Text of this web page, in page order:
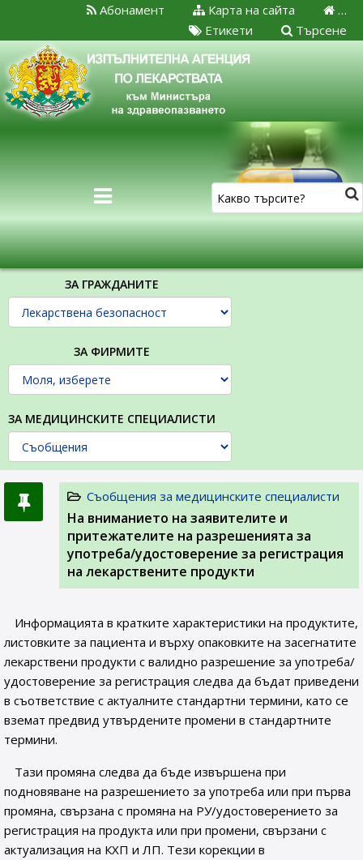
…
Карта на сайта
Абонамент
Търсене
Етикети
ЗА ГРАЖДАНИТЕ
ЗА ФИРМИТЕ
ЗА МЕДИЦИНСКИТЕ СПЕЦИАЛИСТИ
Съобщения за медицинските специалисти
На вниманието на заявителите и
притежателите на разрешенията за
употреба/удостоверение за регистрация
на лекарствените продукти
Информацията в кратките характеристики на продуктите,
листовките за пациента и върху опаковките на засегнатите
лекарствени продукти с валидно разрешение за употреба/
удостоверение за регистрация следва да бъдат приведени
в съответствие с актуалните стандартни термини, като се
вземат предвид утвърдените промени в стандартните
термини.
Тази промяна следва да бъде извършена при
подновяване на разрешението за употреба или при първа
промяна, свързана с промяна на РУ/удостоверението за
регистрация на продукта или при промени, свързани с
актуализация на КХП и ЛП. Тези корекции в